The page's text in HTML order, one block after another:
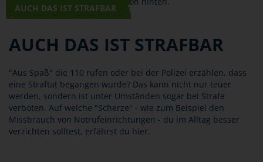
AUCH DAS IST STRAFBAR
AUCH DAS IST STRAFBAR
"Aus Spaß" die 110 rufen oder bei der Polizei erzählen, dass
eine Straftat begangen wurde? Das kann nicht nur teuer
werden, sondern ist unter Umständen sogar bei Strafe
verboten. Auf welche "Scherze" - wie zum Beispiel den
Missbrauch von Notrufeinrichtungen - du im Alltag besser
verzichten solltest, erfährst du hier.